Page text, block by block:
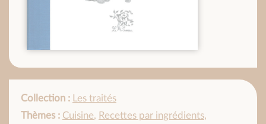
Collection : Les traités
Thèmes : Cuisine, Recettes par ingrédients,